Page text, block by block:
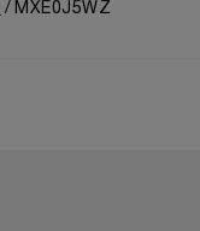
MXE0J5WZ